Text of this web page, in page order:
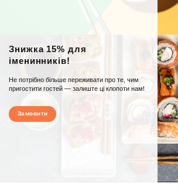
Знижка 15% для
іменинників!
Не потрібно більше переживати про те, чим
пригостити гостей — залиште ці клопоти нам!
Замовити